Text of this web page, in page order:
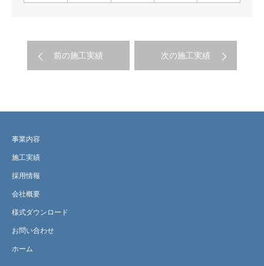
前の施工実績 次の施工実績
事業内容
施工実績
採用情報
会社概要
様式ダウンロード
お問い合わせ
ホーム